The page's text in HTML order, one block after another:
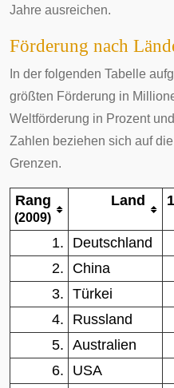
Jahre ausreichen.
Förderung nach
In der folgenden Tabelle
größten Förderung in
Weltförderung in Prozent
Zahlen beziehen sich auf
Grenzen.
Rang
(2009)
Land
1. Deutschland
2.
China
3. Türkei
4.
Russland
5. Australien
6.
USA